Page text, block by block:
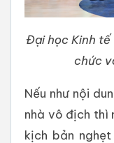
Đại học Kinh tế
chức
Nếu như nội
nhà vô địch thì
kịch bản